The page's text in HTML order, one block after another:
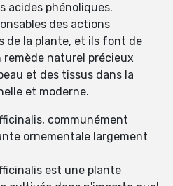
acides phénoliques.
des actions
de la plante, et ils font de
naturel précieux
et des tissus dans la
et moderne.
communément
ornementale largement
est une plante